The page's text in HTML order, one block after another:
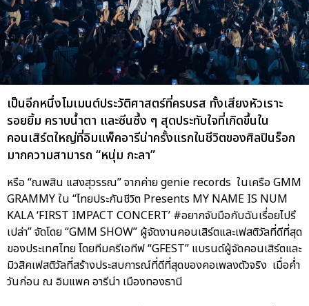
เป็นอีกหนึ่งโมเมนต์ประวัติศาสตร์ที่ครบรส ทั้งเสียงหัวเราะ
รอยยิ้ม คราบน้ำตา และซีนซึ้ง ๆ สุดประทับใจที่เกิดขึ้นใน
คอนเสิร์ตใหญ่ที่อิมแพ็คอารีน่าครั้งแรกในชีวิตของศิลปินร็อก
มากความสามารถ “หนุ่ม กะลา”
หรือ “ณพสิน แสงสุวรรณ” จากค่าย genie records ในเครือ GMM
GRAMMY ใน “ไทยประกันชีวิต Presents MY NAME IS NUM
KALA ‘FIRST IMPACT CONCERT’ #อยากจับมือกับฉันเรื่อยไปรึ
เปล่า” จัดโดย “GMM SHOW” ผู้จัดงานคอนเสิร์ตและเฟสติวัลที่ดีที่สุด
ของประเทศไทย โดยทีมครีเอทีฟ “GFEST” แบรนด์ผู้จัดคอนเสิร์ตและ
มิวสิคเฟสติวัลที่สร้างประสบการณ์ที่ดีที่สุดของคอเพลงตัวจริง เมื่อค่ำ
วันก่อน ณ อิมแพค อารีน่า เมืองทองธานี